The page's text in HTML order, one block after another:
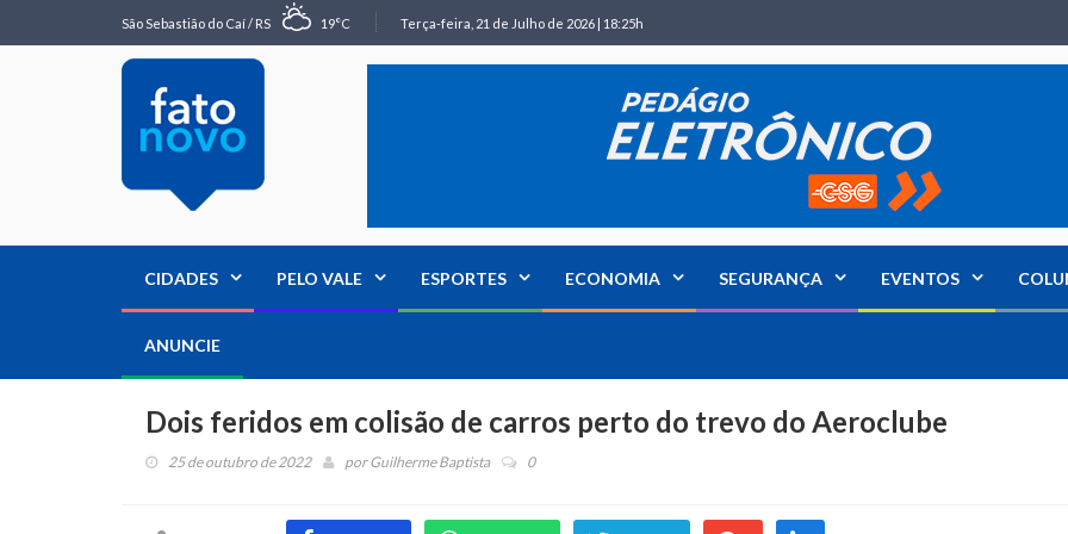
São Sebastião do Caí / RS 19°C Terça-feira, 21 de Julho de 2026 | 18:25h
CIDADES PELO VALE ESPORTES ECONOMIA SEGURANÇA EVENTOS
ANUNCIE
Dois feridos em colisão de carros perto do trevo do Aeroclube
25 de outubro de 2022 porGuilherme Baptista 0